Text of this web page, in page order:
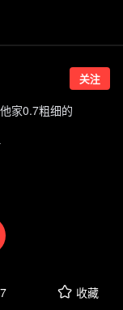
关注
家0.7粗细的
收藏